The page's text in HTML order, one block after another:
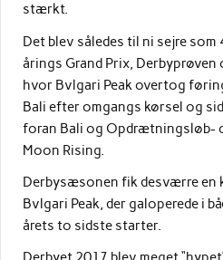
stærkt.
Det blev således til ni sejre som
årings Grand Prix, Derbyprøven
hvor Bvlgari Peak overtog
Bali efter omgangs kørsel og
foran Bali og Opdrætningsløb-
Moon Rising.
Derbysæsonen fik desværre en
Bvlgari Peak, der galoperede i
årets to sidste starter.